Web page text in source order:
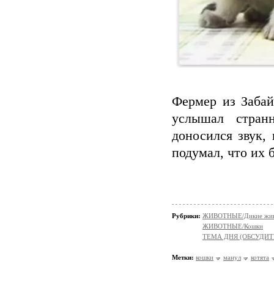
Фермер из
услышал
доносился
подумал, что их
Рубрики: ЖИВОТНЫЕ/Дикие
ЖИВОТНЫЕ/Кошки
ТЕМА ДНЯ
Метки: кошки манул котята